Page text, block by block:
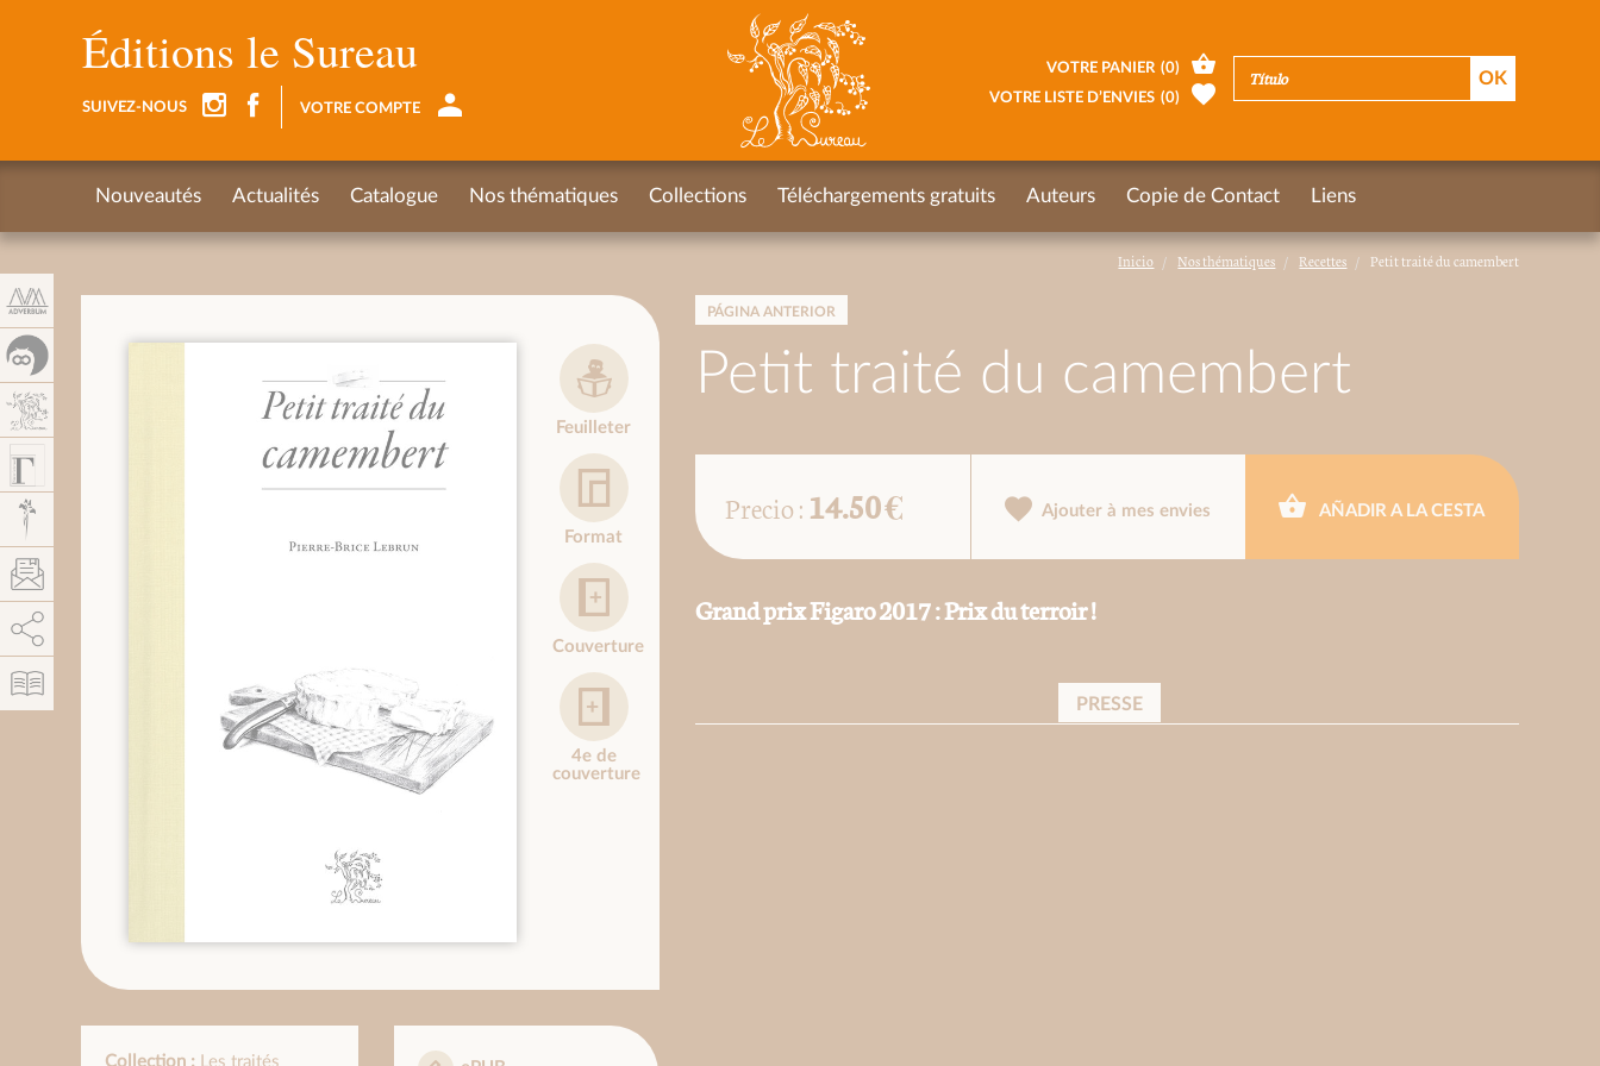
Inicio Nos thématiques Recettes Petit traité du camembert
PÁGINA ANTERIOR
Petit traité du camembert
Feuilleter
Format
Couverture
4e de
couverture
Collection : Les traités
Precio : 14.50 € Ajouter à mes envies AÑADIR A LA CESTA
Grand prix Figaro 2017 : Prix du terroir !
PRESSE
Éditions le Sureau
SUIVEZ-NOUS VOTRE COMPTE
VOTRE PANIER (0)
VOTRE LISTE D’ENVIES (0)
Nouveautés Actualités Catalogue Nos thématiques Collections Téléchargements gratuits Auteurs Copie de Contact Liens